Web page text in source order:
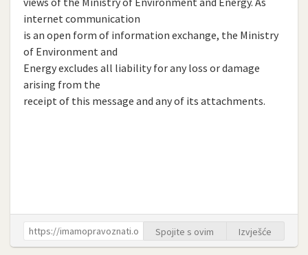
internet communication
is an open form of information exchange, the Ministry
of Environment and
Energy excludes all liability for any loss or damage
arising from the
receipt of this message and any of its attachments.
Spojite s ovim Izvješće